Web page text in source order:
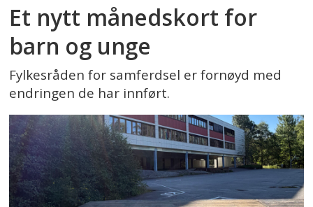
Et nytt månedskort for
barn og unge
Fylkesråden for samferdsel er fornøyd med
endringen de har innført.